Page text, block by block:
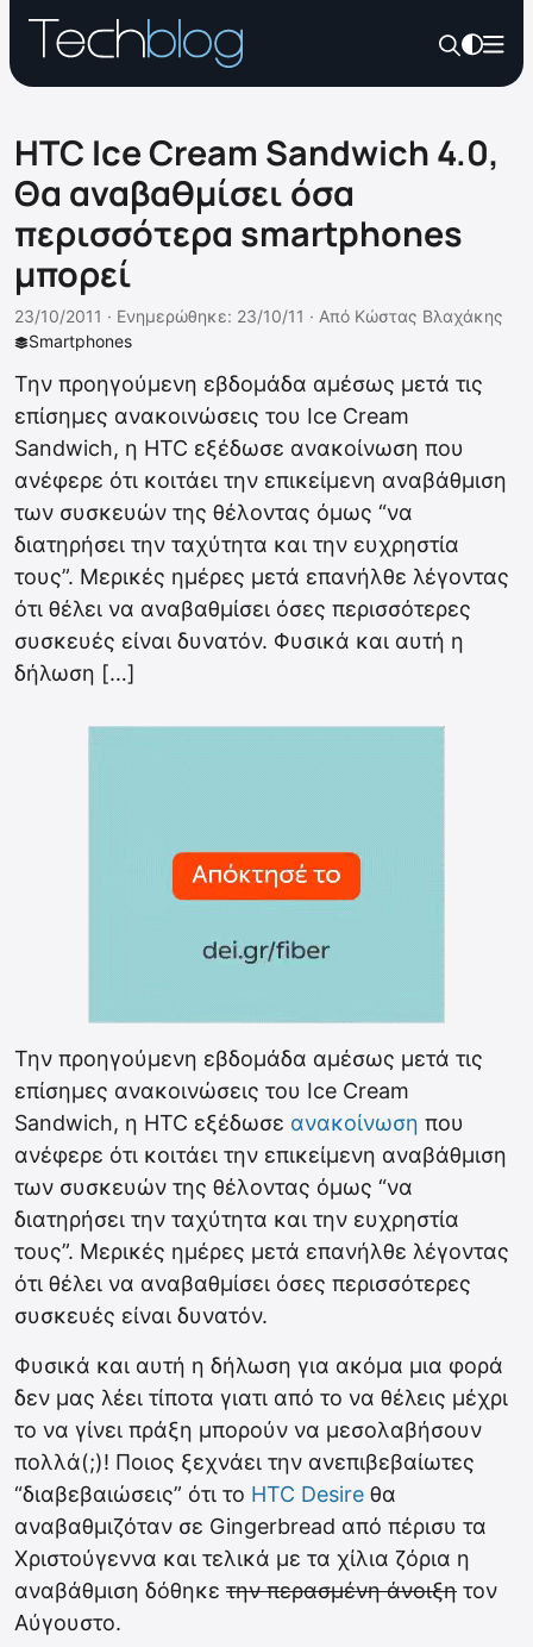
HTC Ice Cream Sandwich 4.0,
Θα αναβαθμίσει όσα
περισσότερα smartphones
μπορεί
Smartphones
23/10/2011 · Ενημερώθηκε: 23/10/11 · Από Κώστας Βλαχάκης
Την προηγούμενη εβδομάδα αμέσως μετά τις
επίσημες ανακοινώσεις του Ice Cream
Sandwich, η HTC εξέδωσε ανακοίνωση που
ανέφερε ότι κοιτάει την επικείμενη αναβάθμιση
των συσκευών της θέλοντας όμως “να
διατηρήσει την ταχύτητα και την ευχρηστία
τους”. Μερικές ημέρες μετά επανήλθε λέγοντας
ότι θέλει να αναβαθμίσει όσες περισσότερες
συσκευές είναι δυνατόν. Φυσικά και αυτή η
δήλωση […]
Την προηγούμενη εβδομάδα αμέσως μετά τις
επίσημες ανακοινώσεις του Ice Cream
Sandwich, η HTC εξέδωσε ανακοίνωση που
ανέφερε ότι κοιτάει την επικείμενη αναβάθμιση
των συσκευών της θέλοντας όμως “να
διατηρήσει την ταχύτητα και την ευχρηστία
τους”. Μερικές ημέρες μετά επανήλθε λέγοντας
ότι θέλει να αναβαθμίσει όσες περισσότερες
συσκευές είναι δυνατόν.
Φυσικά και αυτή η δήλωση για ακόμα μια φορά
δεν μας λέει τίποτα γιατι από το να θέλεις μέχρι
το να γίνει πράξη μπορούν να μεσολαβήσουν
πολλά(;)! Ποιος ξεχνάει την ανεπιβεβαίωτες
“διαβεβαιώσεις” ότι το HTC Desire θα
αναβαθμιζόταν σε Gingerbread από πέρισυ τα
Χριστούγεννα και τελικά με τα χίλια ζόρια η
αναβάθμιση δόθηκε την περασμένη άνοιξη τον
Αύγουστο.